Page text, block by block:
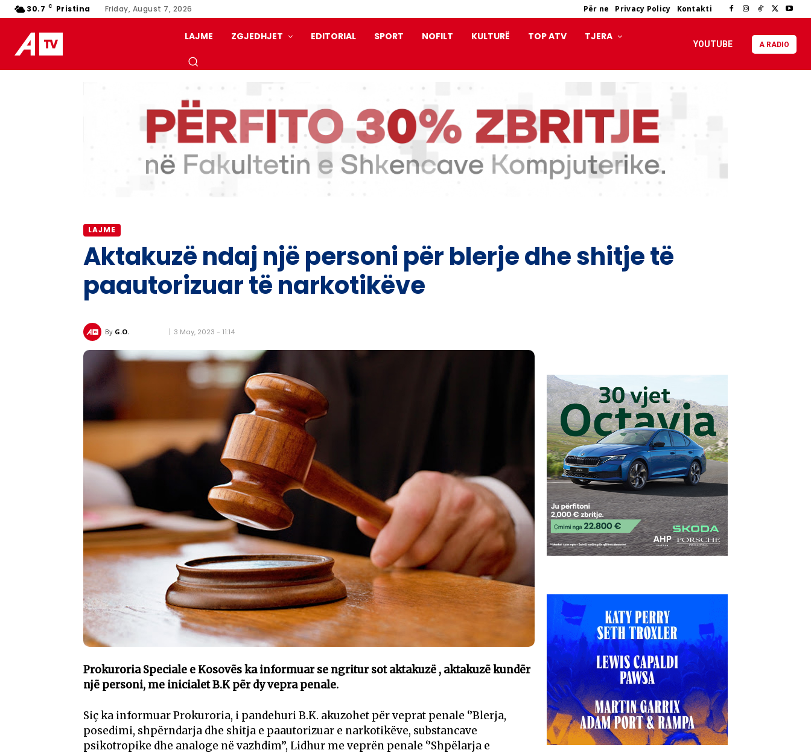
30.7 C Pristina Friday, August 7, 2026 Për ne Privacy Policy Kontakti
LAJME ZGJEDHJET EDITORIAL SPORT NOFILT KULTURË TOP ATV TJERA
YOUTUBE A RADIO
LAJME
Aktakuzë ndaj një personi për blerje dhe shitje të
paautorizuar të narkotikëve
By G.O. 3 May, 2023 - 11:14
Prokuroria Speciale e Kosovës ka informuar se ngritur sot aktakuzë , aktakuzë kundër
një personi, me inicialet B.K për dy vepra penale.
Siç ka informuar Prokuroria, i pandehuri B.K. akuzohet për veprat penale ‘’Blerja,
posedimi, shpërndarja dhe shitja e paautorizuar e narkotikëve, substancave
psikotropike dhe analoge në vazhdim’’, Lidhur me veprën penale ‘’Shpëlarja e